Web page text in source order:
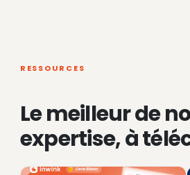
RESSOURCES
Le meilleur de
expertise, à